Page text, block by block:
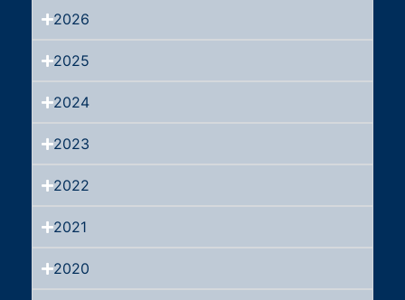
2026
2025
2024
2023
2022
2021
2020